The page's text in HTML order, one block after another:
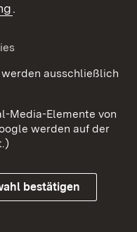
.
ausschließlich
Media-Elemente von
werden auf der
bestätigen